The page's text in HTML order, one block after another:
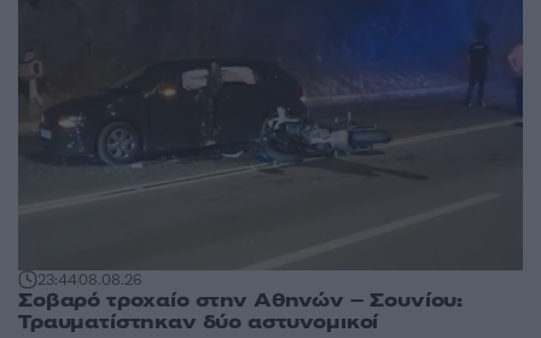
23:4408.08.26
Σοβαρό τροχαίο στην Αθηνών – Σουνίου:
Τραυματίστηκαν δύο αστυνομικοί